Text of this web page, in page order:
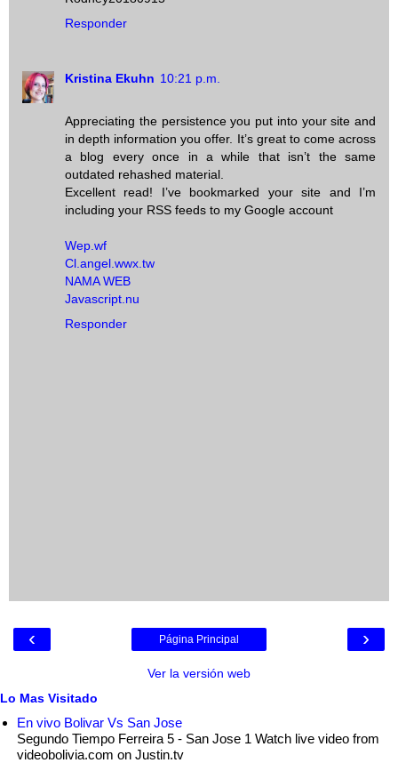
Responder
Kristina Ekuhn 10:21 p.m.
Appreciating the persistence you put into your site and
in depth information you offer. It’s great to come across
a blog every once in a while that isn’t the same
outdated rehashed material.
Excellent read! I’ve bookmarked your site and I’m
including your RSS feeds to my Google account
Wep.wf
Cl.angel.wwx.tw
NAMA WEB
Javascript.nu
Responder
‹ ›
Página Principal
Ver la versión web
Lo Mas Visitado
En vivo Bolivar Vs San Jose
Segundo Tiempo Ferreira 5 - San Jose 1 Watch live video from
videobolivia.com on Justin.tv